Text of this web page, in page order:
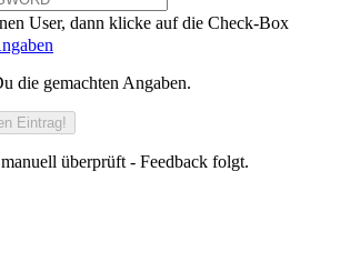
User, dann klicke auf die Check-Box
die gemachten Angaben.
überprüft - Feedback folgt.